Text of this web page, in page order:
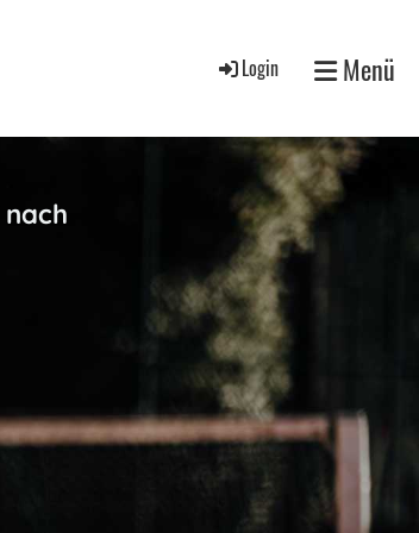
Login Menü
nach